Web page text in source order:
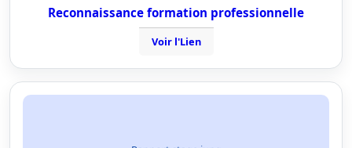
Reconnaissance formation professionnelle
Voir l'Lien